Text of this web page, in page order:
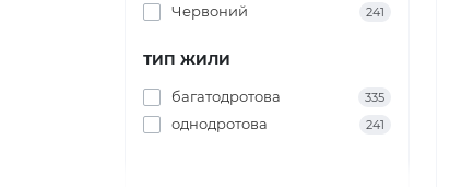
Червоний 241
ТИП ЖИЛИ
багатодротова 335
однодротова 241